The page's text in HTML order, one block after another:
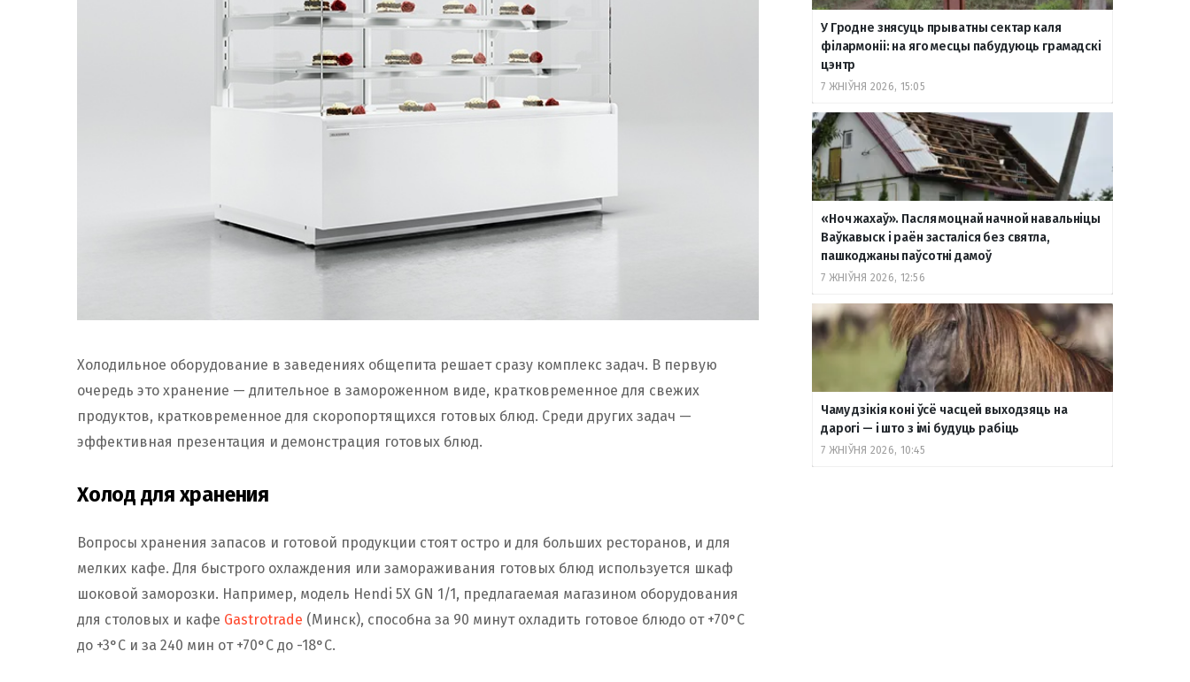
Холодильное оборудование в заведениях общепита решает сразу комплекс задач. В первую
очередь это хранение — длительное в замороженном виде, кратковременное для свежих
продуктов, кратковременное для скоропортящихся готовых блюд. Среди других задач —
эффективная презентация и демонстрация готовых блюд.
Холод для хранения
Вопросы хранения запасов и готовой продукции стоят остро и для больших ресторанов, и для
мелких кафе. Для быстрого охлаждения или замораживания готовых блюд используется шкаф
шоковой заморозки. Например, модель Hendi 5X GN 1/1, предлагаемая магазином оборудования
для столовых и кафе Gastrotrade (Минск), способна за 90 минут охладить готовое блюдо от +70°C
до +3°C и за 240 мин от +70°C до -18°C.
У Гродне знясуць прыватны сектар каля
філармоніі: на яго месцы пабудуюць грамадскі
цэнтр
7 ЖНІЎНЯ 2026, 15:05
«Ноч жахаў». Пасля моцнай начной навальніцы
Ваўкавыск і раён засталіся без святла,
пашкоджаны паўсотні дамоў
7 ЖНІЎНЯ 2026, 12:56
Чаму дзікія коні ўсё часцей выходзяць на
дарогі — і што з імі будуць рабіць
7 ЖНІЎНЯ 2026, 10:45